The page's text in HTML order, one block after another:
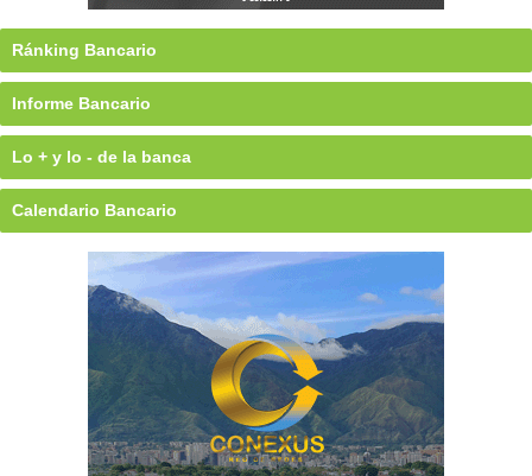
Ránking Bancario
Informe Bancario
Lo + y lo - de la banca
Calendario Bancario